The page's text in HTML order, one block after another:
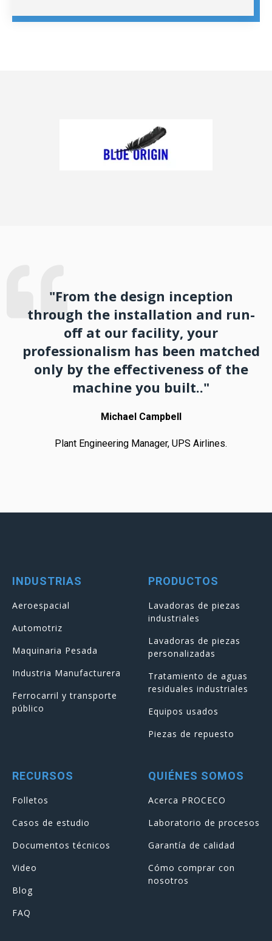
"From the design inception
through the installation and run-
off at our facility, your
professionalism has been matched
only by the effectiveness of the
machine you built.."
Michael Campbell
Plant Engineering Manager, UPS Airlines.
INDUSTRIAS
Aeroespacial
Automotriz
Maquinaria Pesada
Industria Manufacturera
Ferrocarril y transporte
público
PRODUCTOS
Lavadoras de piezas
industriales
Lavadoras de piezas
personalizadas
Tratamiento de aguas
residuales industriales
Equipos usados
Piezas de repuesto
RECURSOS
Folletos
Casos de estudio
Documentos técnicos
Video
Blog
FAQ
QUIÉNES SOMOS
Acerca PROCECO
Laboratorio de procesos
Garantía de calidad
Cómo comprar con
nosotros